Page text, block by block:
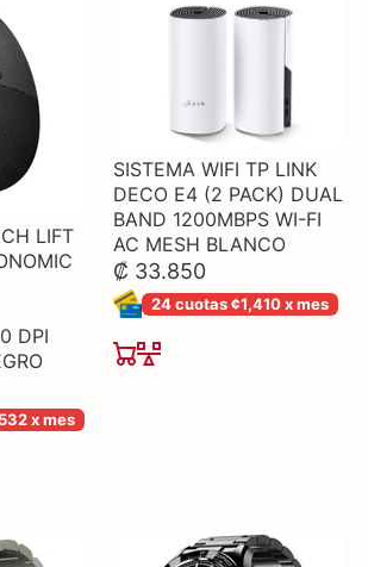
LIFT
DPI
x mes
SISTEMA WIFI TP LINK
DECO E4 (2 PACK) DUAL
BAND 1200MBPS WI-FI
AC MESH BLANCO
₡ 33.850
24 cuotas ¢1,410 x mes